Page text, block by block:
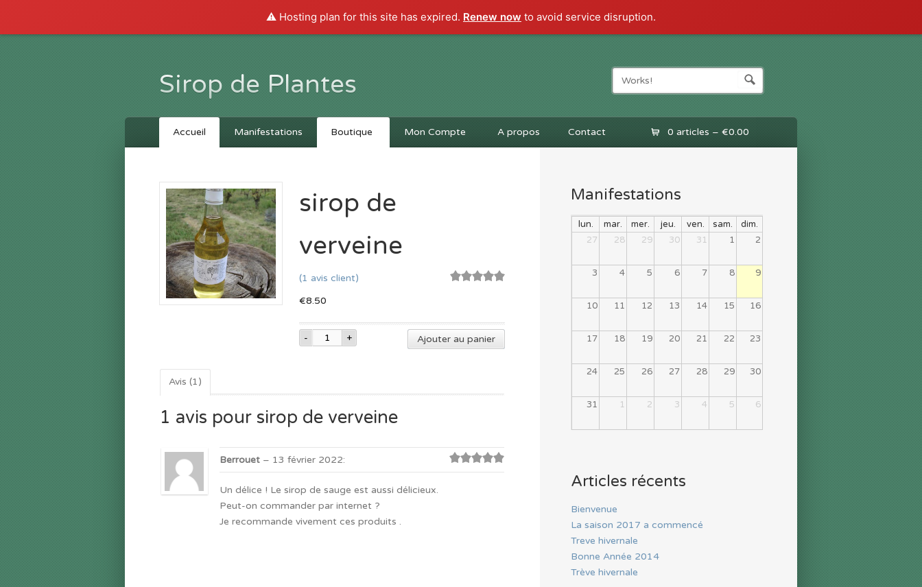
⚠️ Hosting plan for this site has expired. Renew now to avoid service disruption.
Sirop de Plantes
Accueil Manifestations Boutique Mon Compte A propos Contact 0 articles – €0.00
sirop de
verveine
(1 avis client)
€8.50
Ajouter au panier
Avis (1)
1 avis pour sirop de verveine
5sur 5
Berrouet– 13 février 2022:
Un délice ! Le sirop de sauge est aussi délicieux.
Peut-on commander par internet ?
Je recommande vivement ces produits .
Manifestations
lun. mar. mer. jeu. ven. sam.
dim.
27
28 29 30 31 1 2
3 4 5 6 7 8 9
10 11 12 13 14 15 16
17 18 19 20 21 22 23
24 25 26 27 28 29 30
31 1 2 3 4 5 6
Articles récents
Bienvenue
La saison 2017 a commencé
Treve hivernale
Bonne Année 2014
Trève hivernale